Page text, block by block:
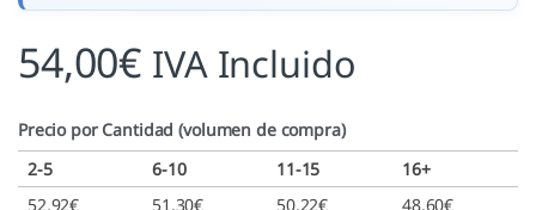
54,00€ IVA Incluido
Precio por Cantidad (volumen de compra)
2-5
6-10 11-15
16+
52,92€ 51,30€ 50,22€ 48,60€